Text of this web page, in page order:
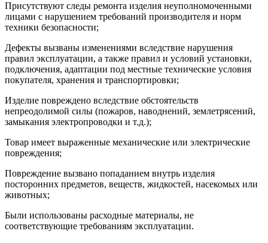
Присутствуют следы ремонта изделия неуполномоченными
лицами с нарушением требований производителя и норм
техники безопасности;
Дефекты вызваны изменениями вследствие нарушения
правил эксплуатации, а также правил и условий установки,
подключения, адаптации под местные технические условия
покупателя, хранения и транспортировки;
Изделие повреждено вследствие обстоятельств
непреодолимой силы (пожаров, наводнений, землетрясений,
замыкания электропроводки и т.д.);
Товар имеет выраженные механические или электрические
повреждения;
Повреждение вызвано попаданием внутрь изделия
посторонних предметов, веществ, жидкостей, насекомых или
животных;
Были использованы расходные материалы, не
соответствующие требованиям эксплуатации.